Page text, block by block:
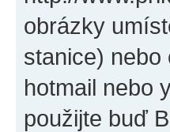
obrázky
stanice)
hotmail nebo
použijte buď